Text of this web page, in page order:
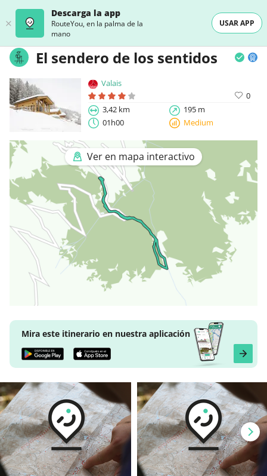
Descarga la app
RouteYou, en la palma de la
mano
USAR APP
El sendero de los sentidos
Valais
0
3,42 km
195 m
01h00
Medium
Ver en mapa interactivo
Mira este itinerario en nuestra aplicación